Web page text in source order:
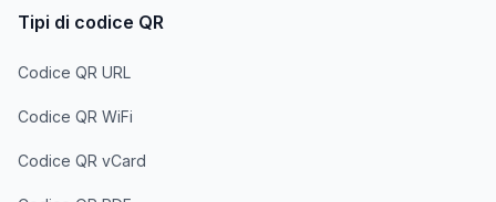
Tipi di codice QR
Codice QR URL
Codice QR WiFi
Codice QR vCard